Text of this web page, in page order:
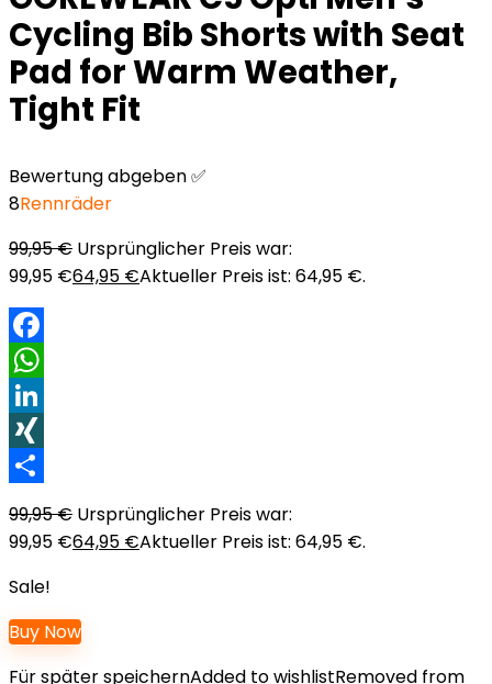
Cycling Bib Shorts with Seat
Pad for Warm Weather,
Tight Fit
Bewertung abgeben ✅
8Rennräder
99,95€ Ursprünglicher Preis war:
99,95 €64,95 €Aktueller Preis ist: 64,95 €.
Facebook
WhatsApp
LinkedIn
XING
99,95€ Ursprünglicher Preis war:
99,95 €64,95 €Aktueller Preis ist: 64,95 €.
Sale!
Buy Now
Für später speichernAdded to wishlistRemoved from